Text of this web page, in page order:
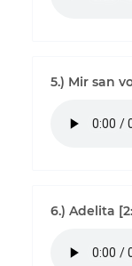
5.) Mir san
6.) Adelita